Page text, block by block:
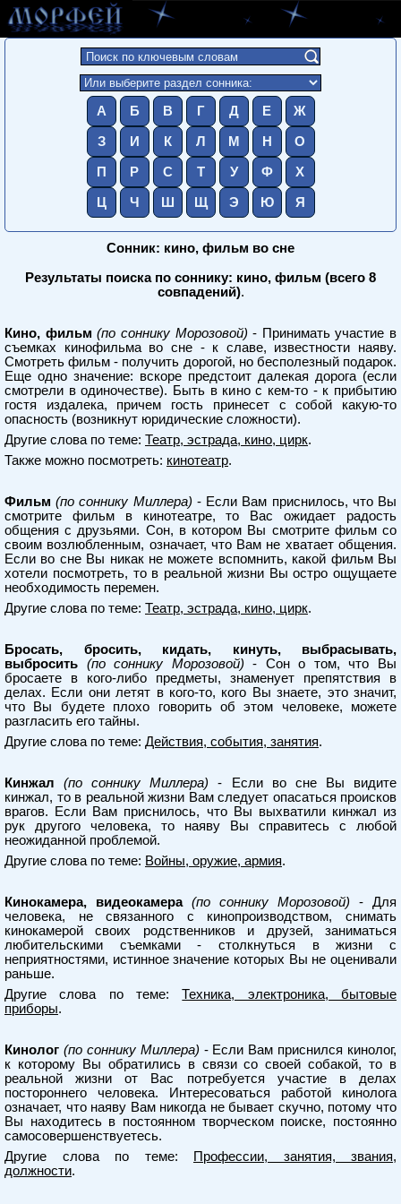
А Б В Г Д Е Ж
З И К Л М Н О
П Р С Т У Ф Х
Ц Ч Ш Щ Э Ю Я
Сонник: кино, фильм во сне
Результаты поиска по соннику: кино, фильм (всего 8
совпадений).
Кино, фильм (по соннику Морозовой) - Принимать участие в
съемках кинофильма во сне - к славе, известности наяву.
Смотреть фильм - получить дорогой, но бесполезный подарок.
Еще одно значение: вскоре предстоит далекая дорога (если
смотрели в одиночестве). Быть в кино с кем-то - к прибытию
гостя издалека, причем гость принесет с собой какую-то
опасность (возникнут юридические сложности).
Другие слова по теме: Театр, эстрада, кино, цирк.
Также можно посмотреть: кинотеатр.
Фильм (по соннику Миллера) - Если Вам приснилось, что Вы
смотрите фильм в кинотеатре, то Вас ожидает радость
общения с друзьями. Сон, в котором Вы смотрите фильм со
своим возлюбленным, означает, что Вам не хватает общения.
Если во сне Вы никак не можете вспомнить, какой фильм Вы
хотели посмотреть, то в реальной жизни Вы остро ощущаете
необходимость перемен.
Другие слова по теме: Театр, эстрада, кино, цирк.
Бросать, бросить, кидать, кинуть, выбрасывать,
выбросить
(по соннику Морозовой) - Сон о том, что Вы
бросаете в кого-либо предметы, знаменует препятствия в
делах. Если они летят в кого-то, кого Вы знаете, это значит,
что Вы будете плохо говорить об этом человеке, можете
разгласить его тайны.
Другие слова по теме: Действия, события, занятия.
Кинжал (по соннику Миллера) - Если во сне Вы видите
кинжал, то в реальной жизни Вам следует опасаться происков
врагов. Если Вам приснилось, что Вы выхватили кинжал из
рук другого человека, то наяву Вы справитесь с любой
неожиданной проблемой.
Другие слова по теме: Войны, оружие, армия.
Кинокамера, видеокамера (по соннику Морозовой) - Для
человека, не связанного с кинопроизводством, снимать
кинокамерой своих родственников и друзей, заниматься
любительскими съемками - столкнуться в жизни с
неприятностями, истинное значение которых Вы не оценивали
раньше.
Другие слова по теме:Техника, электроника, бытовые
приборы.
Кинолог (по соннику Миллера) - Если Вам приснился кинолог,
к которому Вы обратились в связи со своей собакой, то в
реальной жизни от Вас потребуется участие в делах
постороннего человека. Интересоваться работой кинолога
означает, что наяву Вам никогда не бывает скучно, потому что
Вы находитесь в постоянном творческом поиске, постоянно
самосовершенствуетесь.
Другие слова по теме:
Профессии, занятия, звания,
должности.